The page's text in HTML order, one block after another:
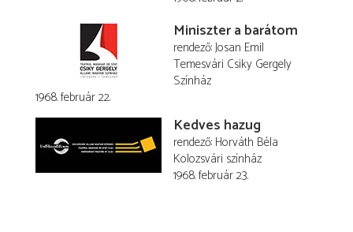
Miniszter a barátom
rendező Josan Emil
Temesvári Csiky Gergely
Színház
1968. február 22.
Kedves hazug
rendező Horváth Béla
Kolozsvári színház
1968. február 23.